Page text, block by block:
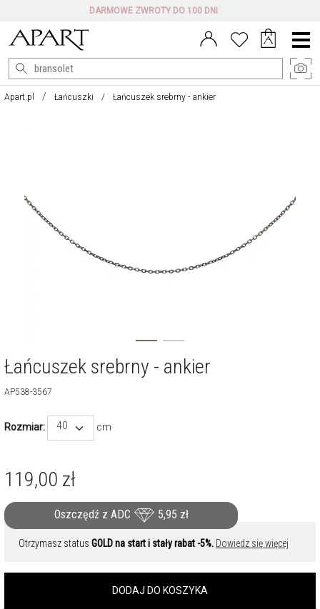
DARMOWE ZWROTY DO 100 DNI
Menu
główne
Apart.pl Łańcuszki Łańcuszek srebrny - ankier
Łańcuszek srebrny - ankier
AP538-3567
Rozmiar: 40 cm
119,00 zł
Oszczędź z ADC 5,95 zł
Otrzymasz status GOLD na start i stały rabat -5%. Dowiedz się więcej
DODAJ DO KOSZYKA